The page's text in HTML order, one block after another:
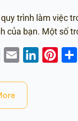
trình làm việc
của bạn. Một số
Twitter
Email